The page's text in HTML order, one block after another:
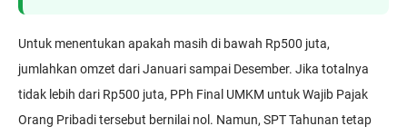
Untuk menentukan apakah masih di bawah Rp500 juta,
jumlahkan omzet dari Januari sampai Desember. Jika totalnya
tidak lebih dari Rp500 juta, PPh Final UMKM untuk Wajib Pajak
Orang Pribadi tersebut bernilai nol. Namun, SPT Tahunan tetap